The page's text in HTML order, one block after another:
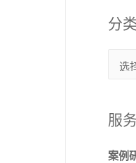
分类
服
案例